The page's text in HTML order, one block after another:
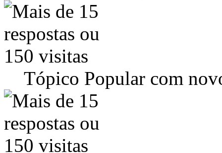
Tópico Popular com